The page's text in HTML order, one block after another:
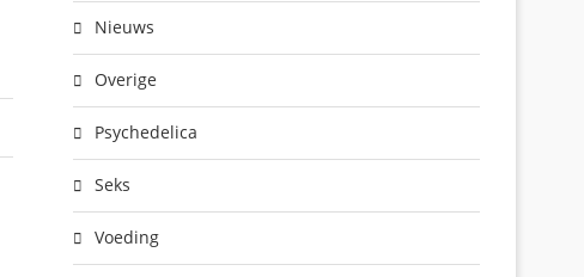
Nieuws
Overige
Psychedelica
Seks
Voeding